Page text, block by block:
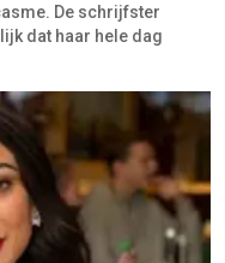
De schrijfster
dat haar hele dag